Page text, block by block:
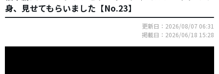
身、見せてもらいました【No.23】
更新日：2026/08/07 06:31
掲載日：2026/06/18 15:28